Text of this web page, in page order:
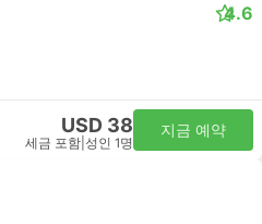
4.6
USD 38
세금 포함 성인 1명
지금 예약